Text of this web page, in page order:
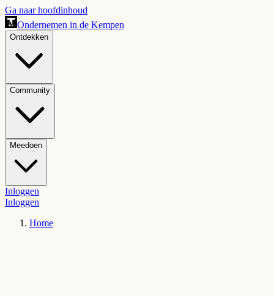
Ga naar hoofdinhoud
Ondernemen in de Kempen
Ontdekken
Community
Meedoen
Inloggen
Inloggen
Home